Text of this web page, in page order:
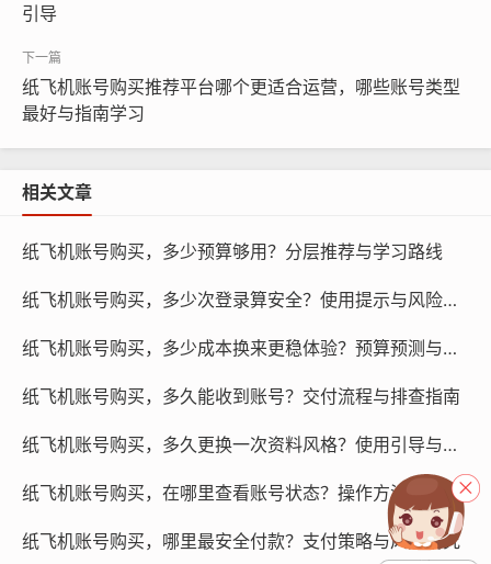
纸飞机账号购买, 在线购买tg账号, 电报聊天账号购买,wdd
午餐时段是用户休息和娱乐的时间段,用户在这个时候可能
飞机账号，可以提高账号的曝光率和互动率。
傍晚时段
傍晚时段是用户下班后休闲的时间段,用户在这个时候可能
引导
纸飞机账号购买推荐平台哪个更适合运营，哪些账号类型
最好与指南学习
相关文章
纸飞机账号购买，多少预算够用？分层推荐与学习路线
纸飞机账号购买，多少次登录算安全？使用提示与风险研究
纸飞机账号购买，多少成本换来更稳体验？预算预测与推荐
纸飞机账号购买，多久能收到账号？交付流程与排查指南
纸飞机账号购买，多久更换一次资料风格？使用引导与指南
纸飞机账号购买，在哪里查看账号状态？操作方法与引导
纸飞机账号购买，哪里最安全付款？支付策略与风险研究